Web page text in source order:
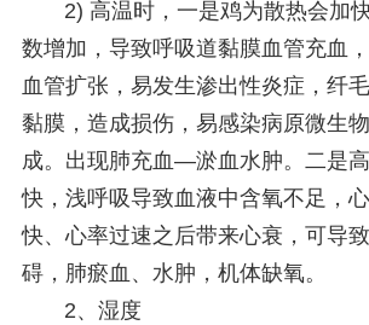
2) 高温时，一是鸡为散热会加
数增加，导致呼吸道黏膜血管充血
血管扩张，易发生渗出性炎症，纤
黏膜，造成损伤，易感染病原微生
成。出现肺充血—淤血水肿。二是
快，浅呼吸导致血液中含氧不足，
快、心率过速之后带来心衰，可导
碍，肺瘀血、水肿，机体缺氧。
2、湿度